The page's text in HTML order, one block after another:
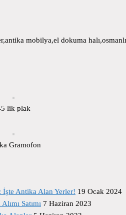
mobilya,el dokuma
lik plak
Gramofon
İşte Antika Alan Yerler! 19 Ocak 2024
Satımı 7 Haziran 2023